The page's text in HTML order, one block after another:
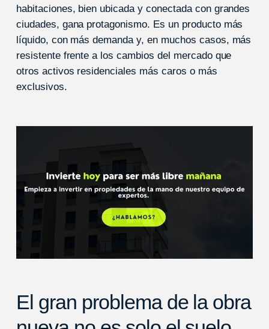
habitaciones, bien ubicada y conectada con grandes
ciudades, gana protagonismo. Es un producto más
líquido, con más demanda y, en muchos casos, más
resistente frente a los cambios del mercado que
otros activos residenciales más caros o más
exclusivos.
El gran problema de la obra